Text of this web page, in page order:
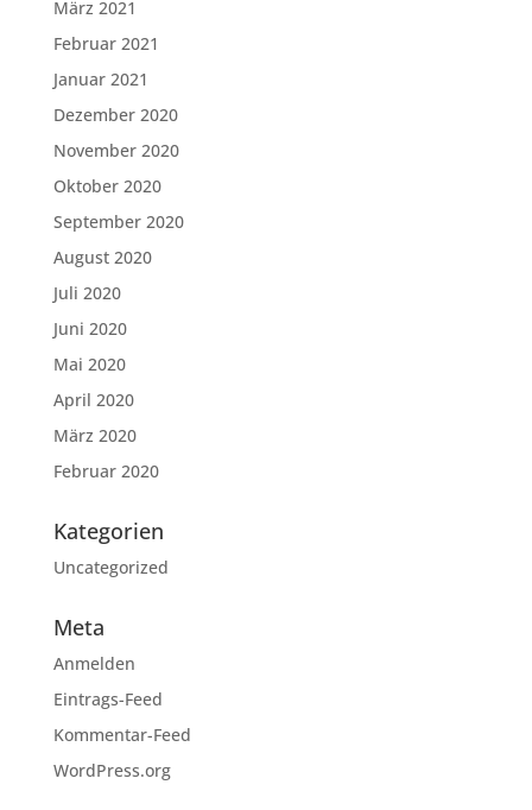
März 2021
Februar 2021
Januar 2021
Dezember 2020
November 2020
Oktober 2020
September 2020
August 2020
Juli 2020
Juni 2020
Mai 2020
April 2020
März 2020
Februar 2020
Kategorien
Uncategorized
Meta
Anmelden
Eintrags-Feed
Kommentar-Feed
WordPress.org